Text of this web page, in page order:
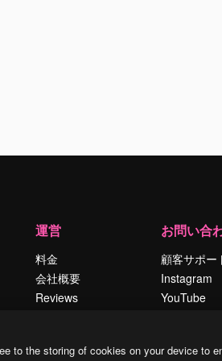
運営
料金
会社概要
Reviews
ブログ
お問い合
顧客サポー
Instagram
YouTube
Discord
to the storing of cookies on your device to